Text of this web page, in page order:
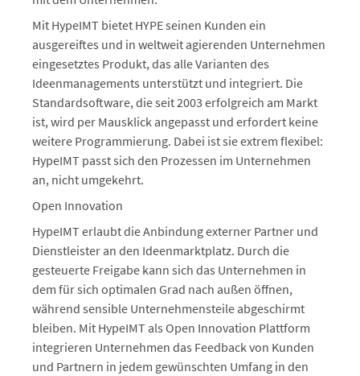
Mit HypeIMT bietet HYPE seinen Kunden ein
ausgereiftes und in weltweit agierenden Unternehmen
eingesetztes Produkt, das alle Varianten des
Ideenmanagements unterstützt und integriert. Die
Standardsoftware, die seit 2003 erfolgreich am Markt
ist, wird per Mausklick angepasst und erfordert keine
weitere Programmierung. Dabei ist sie extrem flexibel:
HypeIMT passt sich den Prozessen im Unternehmen
an, nicht umgekehrt.
Open Innovation
HypeIMT erlaubt die Anbindung externer Partner und
Dienstleister an den Ideenmarktplatz. Durch die
gesteuerte Freigabe kann sich das Unternehmen in
dem für sich optimalen Grad nach außen öffnen,
während sensible Unternehmensteile abgeschirmt
bleiben. Mit HypeIMT als Open Innovation Plattform
integrieren Unternehmen das Feedback von Kunden
und Partnern in jedem gewünschten Umfang in den